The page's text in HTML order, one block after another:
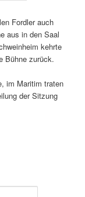
Fordler auch
aus in den Saal
kehrte
Bühne zurück.
im Maritim traten
der Sitzung